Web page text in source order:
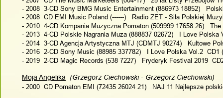
- 2008  3-CD Sony BMG Music Entertainment (886973 18852)
- 2008  CD EMI Music Poland (------)   Radio ZET - Siła Polskiej
- 2010  4-CD Kompania Muzyczna Pomaton (509999 17658 26)
- 2013  4-CD Polskie Nagrania Muza (888837 02672)   I Love Polska
- 2014  3-CD Agencja Artystyczna MTJ (CDMTJ 90274)   Kultowe
- 2016  2-CD Sony Music (88985 337782)   I Love Polska Vol.2  CD1
- 2019  2-CD Magic Records (538 7227)   Fryderyk Festival 2019
Moja Angelika
  (Grzegorz Ciechowski - Grzegorz Ciechowski)
- 2000  CD Pomaton EMI (72435 26024 21)   NAJ 11 Najlepsze